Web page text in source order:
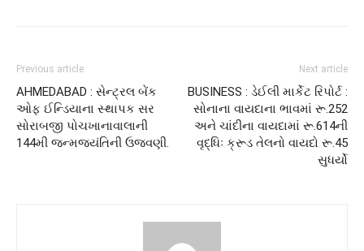
Previous article
AHMEDABAD : સેન્ટ્રલ બેંક
ઓફ ઈન્ડિયાના સ્થાપક સર
સોરાબજી પોચખાનાવાલાની
144મી જન્મજયંતિની ઉજવણી.
Next article
BUSINESS : ડેઈલી માર્કેટ રિપોર્ટ :
સોનાના વાયદાના ભાવમાં રૂ.252
અને ચાંદીના વાયદામાં રૂ.614ની
વૃદ્ધિઃ ક્રૂડ તેલનો વાયદો રૂ.45
સુધર્યો